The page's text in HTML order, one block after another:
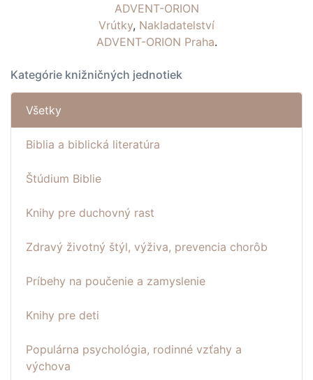
ADVENT-ORION
Vrútky, Nakladatelství
ADVENT-ORION Praha.
Kategórie knižničných jednotiek
Všetky
Biblia a biblická literatúra
Štúdium Biblie
Knihy pre duchovný rast
Zdravý životný štýl, výživa, prevencia chorôb
Príbehy na poučenie a zamyslenie
Knihy pre deti
Populárna psychológia, rodinné vzťahy a
výchova